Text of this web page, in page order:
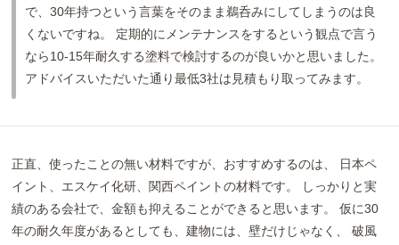
で、30年持つという言葉をそのまま鵜呑みにしてしまうのは良
くないですね。 定期的にメンテナンスをするという観点で言う
なら10-15年耐久する塗料で検討するのが良いかと思いました。
アドバイスいただいた通り最低3社は見積もり取ってみます。
正直、使ったことの無い材料ですが、おすすめするのは、 日本ペ
イント、エスケイ化研、関西ペイントの材料です。 しっかりと実
績のある会社で、金額も抑えることができると思います。 仮に30
年の耐久年度があるとしても、建物には、壁だけじゃなく、 破風